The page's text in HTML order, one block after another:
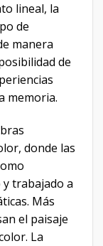
lineal, la
de
manera
de
memoria.
donde las
trabajado a
Más
el paisaje
La